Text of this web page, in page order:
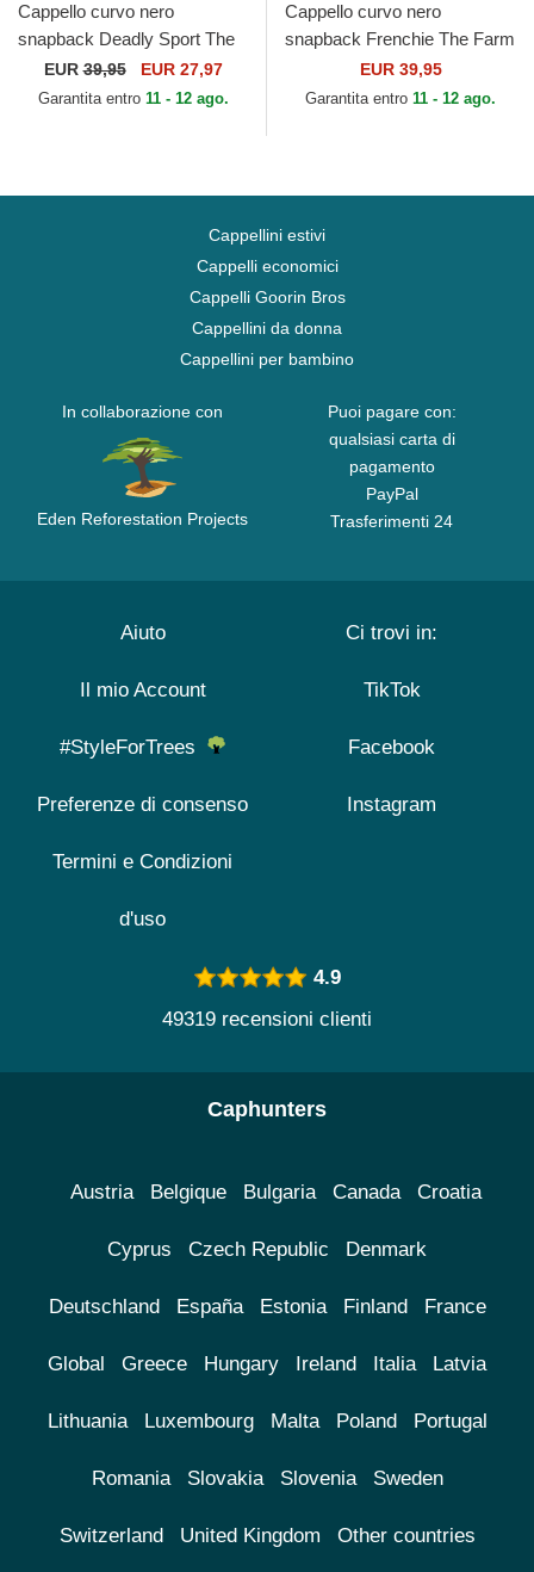
Cappello curvo nero
snapback Deadly Sport The
Farm Goorin Bros.
EUR39,95 EUR 27,97
Garantita entro 11 - 12 ago.
Cappello curvo nero
snapback Frenchie The Farm
Goorin Bros.EUR 39,95
Garantita entro 11 - 12 ago.
Cappellini estivi
Cappelli economici
Cappelli Goorin Bros
Cappellini da donna
Cappellini per bambino
In collaborazione con
Eden Reforestation Projects
Puoi pagare con:
qualsiasi carta di
pagamento
PayPal
Trasferimenti 24
Aiuto
Il mio Account
#StyleForTrees
Preferenze di consenso
Termini e Condizioni
d'uso
Ci trovi in:
TikTok
Facebook
Instagram
4.9
49319 recensioni clienti
Caphunters
Austria Belgique Bulgaria Canada Croatia
Cyprus Czech Republic Denmark
Deutschland España Estonia Finland France
Global Greece Hungary Ireland Italia Latvia
Lithuania Luxembourg Malta Poland Portugal
Romania Slovakia Slovenia Sweden
Switzerland United Kingdom Other countries